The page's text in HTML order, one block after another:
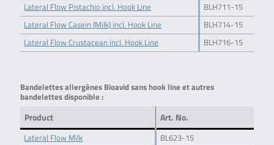
Lateral Flow Pistachio incl. Hook Line
BLH711-15
Lateral Flow Casein (Milk) incl. Hook Line
BLH714-15
Lateral Flow Crustacean incl. Hook Line
BLH716-15
Bandelettes allergènes Bioavid sans hook line et autres
bandelettes disponible :
Product Art. No.
Lateral Flow Milk
BL623-15